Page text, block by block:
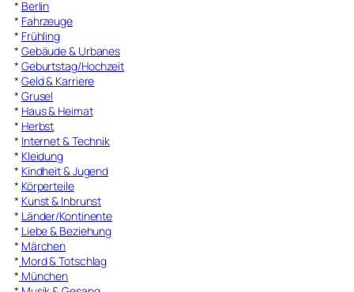
* Berlin
* Fahrzeuge
* Frühling
* Gebäude & Urbanes
* Geburtstag/Hochzeit
* Geld & Karriere
* Grusel
* Haus & Heimat
* Herbst
* Internet & Technik
* Kleidung
* Kindheit & Jugend
* Körperteile
* Kunst & Inbrunst
* Länder/Kontinente
* Liebe & Beziehung
* Märchen
* Mord & Totschlag
* München